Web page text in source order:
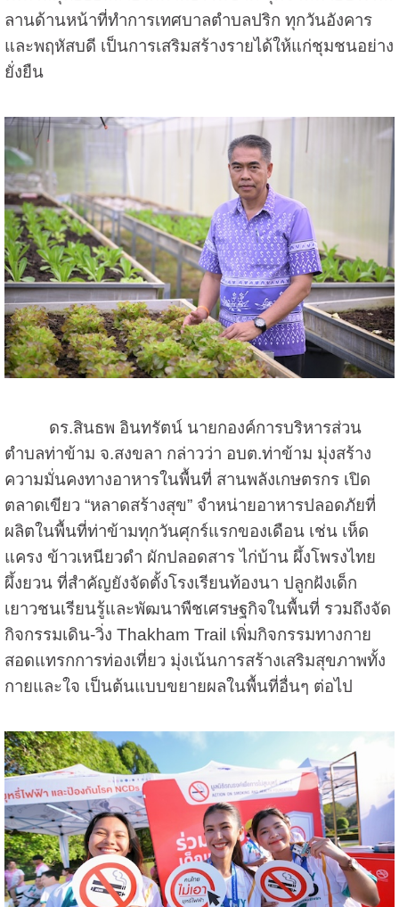
ลานด้านหน้าที่ทำการเทศบาลตำบลปริก ทุกวันอังคาร
และพฤหัสบดี เป็นการเสริมสร้างรายได้ให้แก่ชุมชนอย่าง
ยั่งยืน
ดร.สินธพ อินทรัตน์ นายกองค์การบริหารส่วน
ตำบลท่าข้าม จ.สงขลา กล่าวว่า อบต.ท่าข้าม มุ่งสร้าง
ความมั่นคงทางอาหารในพื้นที่ สานพลังเกษตรกร เปิด
ตลาดเขียว “หลาดสร้างสุข” จำหน่ายอาหารปลอดภัยที่
ผลิตในพื้นที่ท่าข้ามทุกวันศุกร์แรกของเดือน เช่น เห็ด
แครง ข้าวเหนียวดำ ผักปลอดสาร ไก่บ้าน ผึ้งโพรงไทย
ผึ้งยวน ที่สำคัญยังจัดตั้งโรงเรียนท้องนา ปลูกฝังเด็ก
เยาวชนเรียนรู้และพัฒนาพืชเศรษฐกิจในพื้นที่ รวมถึงจัด
กิจกรรมเดิน-วิ่ง Thakham Trail เพิ่มกิจกรรมทางกาย
สอดแทรกการท่องเที่ยว มุ่งเน้นการสร้างเสริมสุขภาพทั้ง
กายและใจ เป็นต้นแบบขยายผลในพื้นที่อื่นๆ ต่อไป